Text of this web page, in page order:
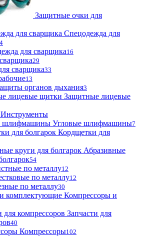
Защитные очки для
Спецодежда для
для сварщика16
29
сварщика33
13
органов дыхания3
Защитные лицевые
Инструменты
Угловые шлифмашины7
Кордщетки для
Абразивные
54
по металлу12
по металлу12
по металлу30
Компрессоры и
Запчасти для
40
Компрессоры102